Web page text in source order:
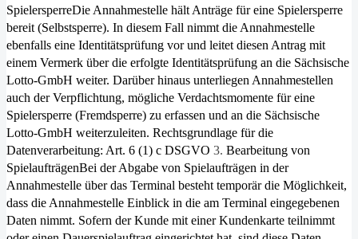
SpielersperreDie Annahmestelle hält Anträge für eine Spielersperre
bereit (Selbstsperre). In diesem Fall nimmt die Annahmestelle
ebenfalls eine Identitätsprüfung vor und leitet diesen Antrag mit
einem Vermerk über die erfolgte Identitätsprüfung an die Sächsische
Lotto-GmbH weiter. Darüber hinaus unterliegen Annahmestellen
auch der Verpflichtung, mögliche Ver­dachtsmomente für eine
Spielersperre (Fremdsperre) zu erfassen und an die Sächsische
Lotto-GmbH weiterzuleiten. Rechtsgrundlage für die
Datenverarbeitung: Art. 6 (1) c DSGVO 3. Bearbeitung von
SpielaufträgenBei der Abgabe von Spielaufträgen in der
Annahmestelle über das Terminal besteht temporär die Möglichkeit,
dass die Annahmestelle Einblick in die am Terminal eingegebenen
Daten nimmt. Sofern der Kunde mit einer Kundenkarte teil­nimmt